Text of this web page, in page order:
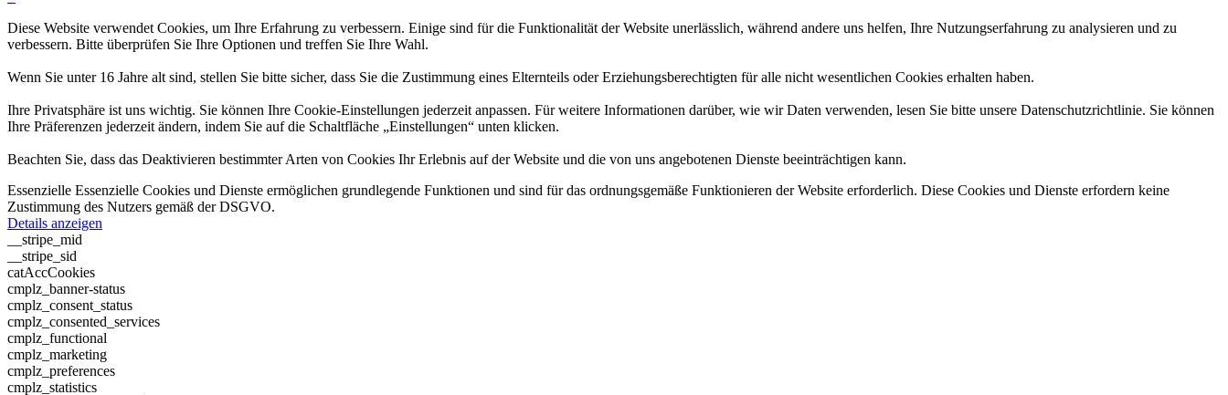
Diese Website verwendet Cookies, um Ihre Erfahrung zu verbessern. Einige sind für die Funktionalität der Website unerlässlich, während andere uns helfen, Ihre Nutzungserfahrung zu analysieren und zu
verbessern. Bitte überprüfen Sie Ihre Optionen und treffen Sie Ihre Wahl.
Wenn Sie unter 16 Jahre alt sind, stellen Sie bitte sicher, dass Sie die Zustimmung eines Elternteils oder Erziehungsberechtigten für alle nicht wesentlichen Cookies erhalten haben.
Ihre Privatsphäre ist uns wichtig. Sie können Ihre Cookie-Einstellungen jederzeit anpassen. Für weitere Informationen darüber, wie wir Daten verwenden, lesen Sie bitte unsere Datenschutzrichtlinie. Sie können
Ihre Präferenzen jederzeit ändern, indem Sie auf die Schaltfläche „Einstellungen“ unten klicken.
Beachten Sie, dass das Deaktivieren bestimmter Arten von Cookies Ihr Erlebnis auf der Website und die von uns angebotenen Dienste beeinträchtigen kann.
Essenzielle Essenzielle Cookies und Dienste ermöglichen grundlegende Funktionen und sind für das ordnungsgemäße Funktionieren der Website erforderlich. Diese Cookies und Dienste erfordern keine
Zustimmung des Nutzers gemäß der DSGVO.
Details anzeigen
__stripe_mid
__stripe_sid
catAccCookies
cmplz_banner-status
cmplz_consent_status
cmplz_consented_services
cmplz_functional
cmplz_marketing
cmplz_preferences
cmplz_statistics